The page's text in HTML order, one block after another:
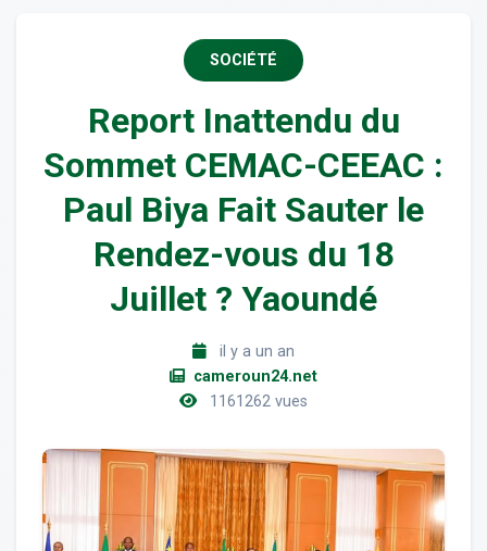
SOCIÉTÉ
Report Inattendu du
Sommet CEMAC-CEEAC :
Paul Biya Fait Sauter le
Rendez-vous du 18
Juillet ? Yaoundé
il y a un an
cameroun24.net
1161262 vues